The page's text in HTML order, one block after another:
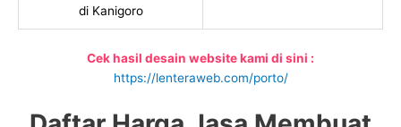
di Kanigoro
Cek hasil desain website kami di sini :
https://lenteraweb.com/porto/